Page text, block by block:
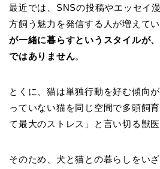
最近では、SNSの投稿やエッセイ
方飼う魅力を発信する人が増えて
が一緒に暮らすというスタイルが
ではありません。
とくに、猫は単独行動を好む傾向
っていない猫を同じ空間で多頭飼
て最大のストレス」と言い切る獣
そのため、犬と猫との暮らしをい